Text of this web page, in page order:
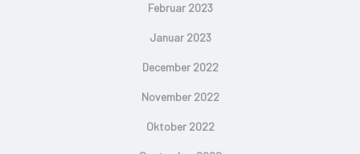
Februar 2023
Januar 2023
December 2022
November 2022
Oktober 2022